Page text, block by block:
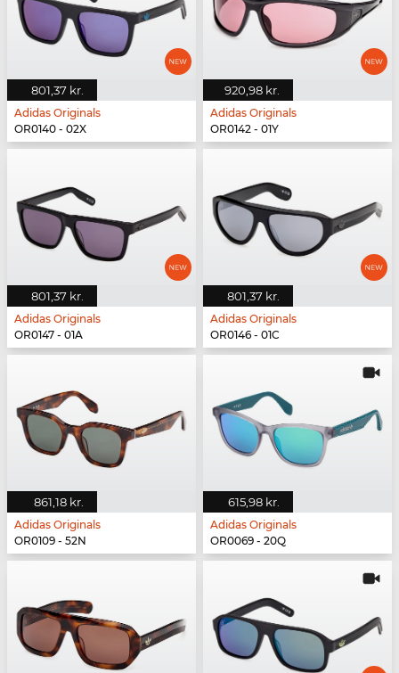
801,37 kr.
Adidas Originals
OR0140 - 02X
920,98 kr.
Adidas Originals
OR0142 - 01Y
801,37 kr.
Adidas Originals
OR0147 - 01A
801,37 kr.
Adidas Originals
OR0146 - 01C
861,18 kr.
Adidas Originals
OR0109 - 52N
615,98 kr.
Adidas Originals
OR0069 - 20Q